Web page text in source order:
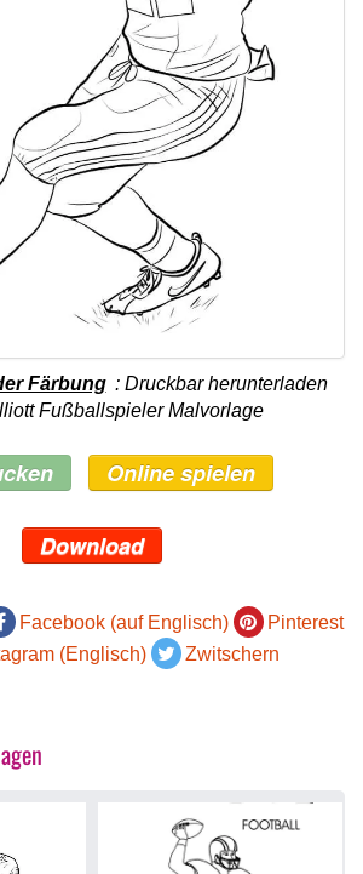
Färbung : Druckbar herunterladen
Fußballspieler Malvorlage
Online spielen
Download
Facebook (auf Englisch)
Pinterest
(Englisch)
Zwitschern